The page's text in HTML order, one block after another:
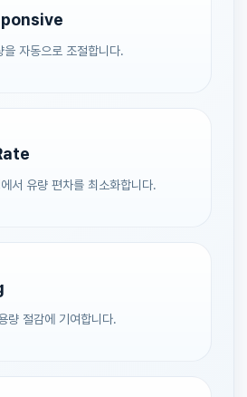
자동으로 조절합니다.
서 유량 편차를 최소화합니다.
량 절감에 기여합니다.